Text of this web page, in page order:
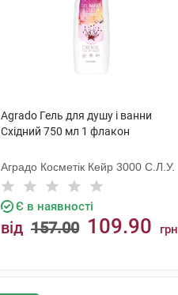
Agrado Гель для душу і ванни
Східний 750 мл 1 флакон
Аградо Косметік Кейр 3000 С.Л.У.
Є в наявності
від 157.00 109.90 грн